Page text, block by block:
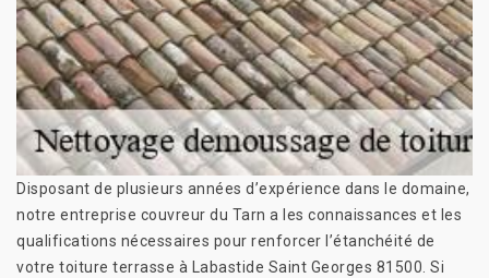
Disposant de plusieurs années d’expérience dans le domaine,
notre entreprise couvreur du Tarn a les connaissances et les
qualifications nécessaires pour renforcer l’étanchéité de
votre toiture terrasse à Labastide Saint Georges 81500. Si